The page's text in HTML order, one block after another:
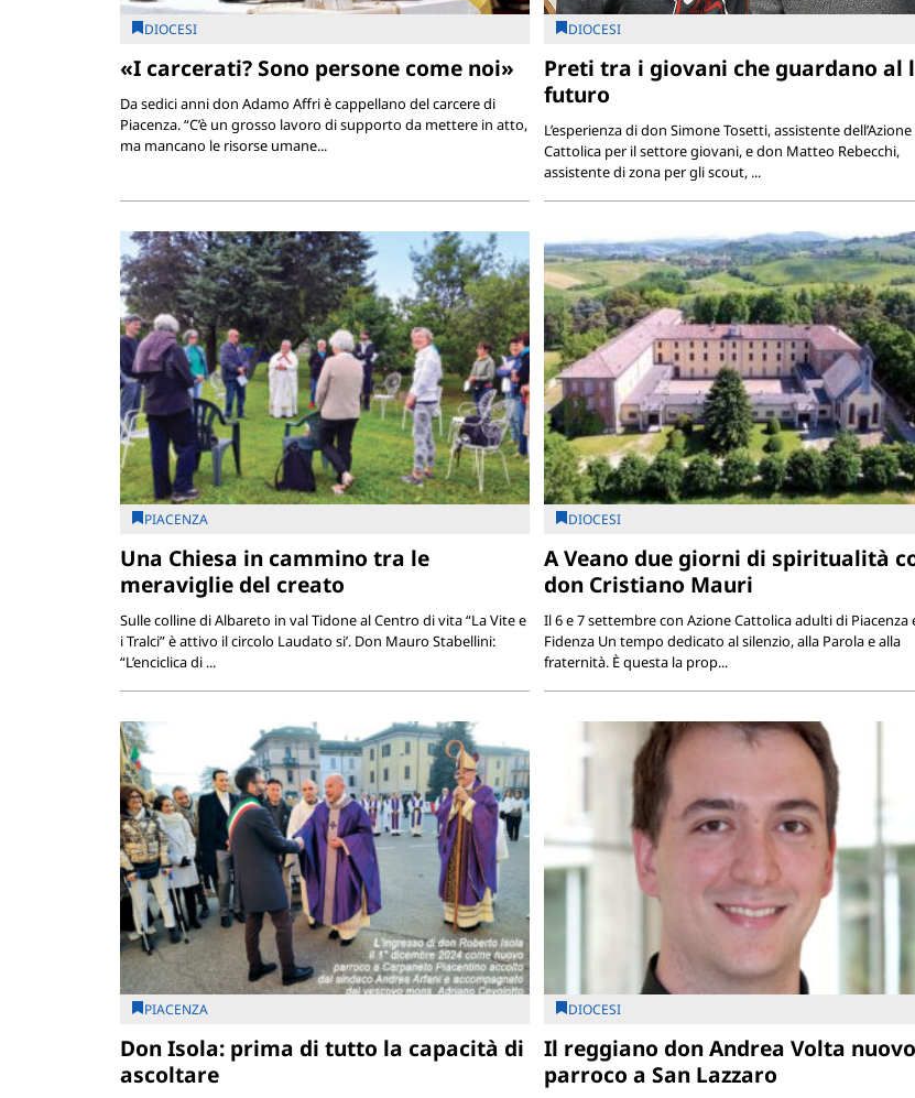
DIOCESI
«I carcerati? Sono persone come noi»
Da sedici anni don Adamo Affri è cappellano del carcere di
Piacenza. “C’è un grosso lavoro di supporto da mettere in atto,
ma mancano le risorse umane...
DIOCESI
Preti tra i giovani che guardano al
futuro
L’esperienza di don Simone Tosetti, assistente dell’Azione
Cattolica per il settore giovani, e don Matteo Rebecchi,
assistente di zona per gli scout, ...
PIACENZA
Una Chiesa in cammino tra le
meraviglie del creato
Sulle colline di Albareto in val Tidone al Centro di vita “La Vite e
i Tralci” è attivo il circolo Laudato si’. Don Mauro Stabellini:
“L’enciclica di ...
DIOCESI
A Veano due giorni di spiritualità
don Cristiano Mauri
Il 6 e 7 settembre con Azione Cattolica adulti di Piacenza
Fidenza Un tempo dedicato al silenzio, alla Parola e alla
fraternità. È questa la prop...
PIACENZA
Don Isola: prima di tutto la capacità di
ascoltare
DIOCESI
Il reggiano don Andrea Volta nuovo
parroco a San Lazzaro